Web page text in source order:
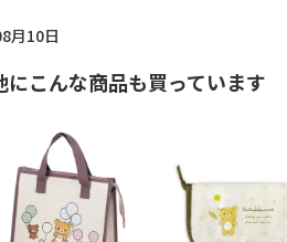
月10日
こんな商品も買っています